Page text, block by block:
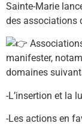
Sainte-Marie
des associations
manifester,
domaines
-L’insertion et la
-Les actions en